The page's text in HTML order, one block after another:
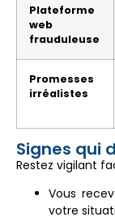
Plateforme
web
frauduleuse
Promesses
irréalistes
Signes qui
Restez vigilant
Vous
votre